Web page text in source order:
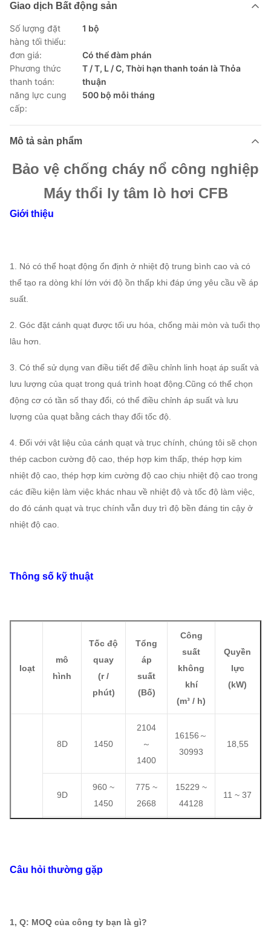
Giao dịch Bất động sản
Số lượng đặt
hàng tối thiểu:
1 bộ
đơn giá:
Có thể đàm phán
Phương thức
thanh toán:
T / T, L / C, Thời hạn thanh toán là Thỏa
thuận
năng lực cung
cấp:
500 bộ mỗi tháng
Mô tả sản phẩm
Bảo vệ chống cháy nổ công nghiệp
Máy thổi ly tâm lò hơi CFB
Giới thiệu
1. Nó có thể hoạt động ổn định ở nhiệt độ trung bình cao và có
thể tạo ra dòng khí lớn với độ ồn thấp khi đáp ứng yêu cầu về áp
suất.
2. Góc đặt cánh quạt được tối ưu hóa, chống mài mòn và tuổi thọ
lâu hơn.
3. Có thể sử dụng van điều tiết để điều chỉnh linh hoạt áp suất và
lưu lượng của quạt trong quá trình hoạt động.Cũng có thể chọn
động cơ có tần số thay đổi, có thể điều chỉnh áp suất và lưu
lượng của quạt bằng cách thay đổi tốc độ.
4. Đối với vật liệu của cánh quạt và trục chính, chúng tôi sẽ chọn
thép cacbon cường độ cao, thép hợp kim thấp, thép hợp kim
nhiệt độ cao, thép hợp kim cường độ cao chịu nhiệt độ cao trong
các điều kiện làm việc khác nhau về nhiệt độ và tốc độ làm việc,
do đó cánh quạt và trục chính vẫn duy trì độ bền đáng tin cậy ở
nhiệt độ cao.
Thông số kỹ thuật
loạt
mô
hình
Tốc độ
quay
(r /
phút)
Tổng
áp
suất
(Bố)
Công
suất
không
khí
(m³ / h)
Quyền
lực
(kW)
8D 1450
2104
～
1400
16156 ～
30993
18,55
9D
960 ~
1450
775 ~
2668
15229 ~
44128
11 ~ 37
Câu hỏi thường gặp
1, Q: MOQ của công ty bạn là gì?